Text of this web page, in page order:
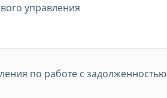
управления
по работе с задолженностью